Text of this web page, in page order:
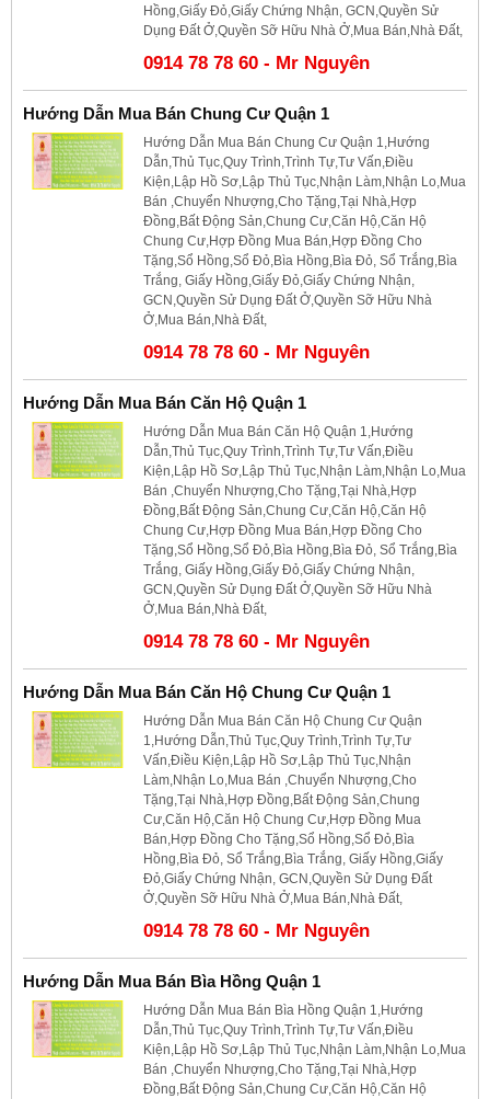
Hồng,Giấy Đỏ,Giấy Chứng Nhận, GCN,Quyền Sử
Dụng Đất Ở,Quyền Sỡ Hữu Nhà Ở,Mua Bán,Nhà Đất,
0914 78 78 60 - Mr Nguyên
Hướng Dẫn Mua Bán Chung Cư Quận 1
Hướng Dẫn Mua Bán Chung Cư Quận 1,Hướng
Dẫn,Thủ Tục,Quy Trình,Trình Tự,Tư Vấn,Điều
Kiện,Lập Hồ Sơ,Lập Thủ Tục,Nhận Làm,Nhận Lo,Mua
Bán ,Chuyển Nhượng,Cho Tặng,Tại Nhà,Hợp
Đồng,Bất Động Sản,Chung Cư,Căn Hộ,Căn Hộ
Chung Cư,Hợp Đồng Mua Bán,Hợp Đồng Cho
Tặng,Sổ Hồng,Sổ Đỏ,Bìa Hồng,Bìa Đỏ, Sổ Trắng,Bìa
Trắng, Giấy Hồng,Giấy Đỏ,Giấy Chứng Nhận,
GCN,Quyền Sử Dụng Đất Ở,Quyền Sỡ Hữu Nhà
Ở,Mua Bán,Nhà Đất,
0914 78 78 60 - Mr Nguyên
Hướng Dẫn Mua Bán Căn Hộ Quận 1
Hướng Dẫn Mua Bán Căn Hộ Quận 1,Hướng
Dẫn,Thủ Tục,Quy Trình,Trình Tự,Tư Vấn,Điều
Kiện,Lập Hồ Sơ,Lập Thủ Tục,Nhận Làm,Nhận Lo,Mua
Bán ,Chuyển Nhượng,Cho Tặng,Tại Nhà,Hợp
Đồng,Bất Động Sản,Chung Cư,Căn Hộ,Căn Hộ
Chung Cư,Hợp Đồng Mua Bán,Hợp Đồng Cho
Tặng,Sổ Hồng,Sổ Đỏ,Bìa Hồng,Bìa Đỏ, Sổ Trắng,Bìa
Trắng, Giấy Hồng,Giấy Đỏ,Giấy Chứng Nhận,
GCN,Quyền Sử Dụng Đất Ở,Quyền Sỡ Hữu Nhà
Ở,Mua Bán,Nhà Đất,
0914 78 78 60 - Mr Nguyên
Hướng Dẫn Mua Bán Căn Hộ Chung Cư Quận 1
Hướng Dẫn Mua Bán Căn Hộ Chung Cư Quận
1,Hướng Dẫn,Thủ Tục,Quy Trình,Trình Tự,Tư
Vấn,Điều Kiện,Lập Hồ Sơ,Lập Thủ Tục,Nhận
Làm,Nhận Lo,Mua Bán ,Chuyển Nhượng,Cho
Tặng,Tại Nhà,Hợp Đồng,Bất Động Sản,Chung
Cư,Căn Hộ,Căn Hộ Chung Cư,Hợp Đồng Mua
Bán,Hợp Đồng Cho Tặng,Sổ Hồng,Sổ Đỏ,Bìa
Hồng,Bìa Đỏ, Sổ Trắng,Bìa Trắng, Giấy Hồng,Giấy
Đỏ,Giấy Chứng Nhận, GCN,Quyền Sử Dụng Đất
Ở,Quyền Sỡ Hữu Nhà Ở,Mua Bán,Nhà Đất,
0914 78 78 60 - Mr Nguyên
Hướng Dẫn Mua Bán Bìa Hồng Quận 1
Hướng Dẫn Mua Bán Bìa Hồng Quận 1,Hướng
Dẫn,Thủ Tục,Quy Trình,Trình Tự,Tư Vấn,Điều
Kiện,Lập Hồ Sơ,Lập Thủ Tục,Nhận Làm,Nhận Lo,Mua
Bán ,Chuyển Nhượng,Cho Tặng,Tại Nhà,Hợp
Đồng,Bất Động Sản,Chung Cư,Căn Hộ,Căn Hộ